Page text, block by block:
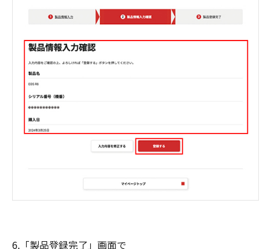
6.「製品登録完了」画面で